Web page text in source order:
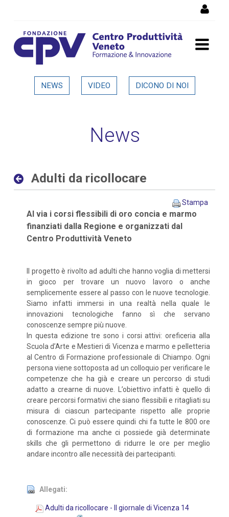
Adulti da ricollocare -
NEWS VIDEO DICONO DI NOI
News
Adulti da ricollocare
Stampa
Al via i corsi flessibili di oro concia e marmo
finanziati dalla Regione e organizzati dal
Centro Produttività Veneto
Il progetto è rivolto ad adulti che hanno voglia di mettersi
in gioco per trovare un nuovo lavoro o anche
semplicemente essere al passo con le nuove tecnologie.
Siamo infatti immersi in una realtà nella quale le
innovazioni tecnologiche fanno sì che servano
conoscenze sempre più nuove.
In questa edizione tre sono i corsi attivi: oreficeria alla
Scuola d’Arte e Mestieri di Vicenza e marmo e pelletteria
al Centro di Formazione professionale di Chiampo. Ogni
persona viene sottoposta ad un colloquio per verificare le
competenze che ha già e creare un percorso di studi
adatto a crearne di nuove. L’obiettivo infatti è quello di
creare percorsi formativi che siano flessibili e ritagliati su
misura di ciascun partecipante rispetto alle proprie
conoscenze. Ci può essere quindi chi fa tutte le 800 ore
di formazione ma anche ci possiede già determinate
skills che gli permettono di ridurre le ore per meglio
andare incontro alle necessità dei partecipanti.
Allegati:
Adulti da ricollocare - Il giornale di Vicenza 14